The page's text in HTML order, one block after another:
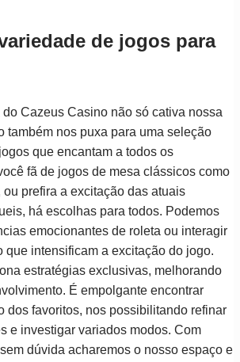
de jogos para
Cazeus Casino não só cativa nossa
também nos puxa para uma seleção
que encantam a todos os
fã de jogos de mesa clássicos como
prefira a excitação das atuais
há escolhas para todos. Podemos
emocionantes de roleta ou interagir
que intensificam a excitação do jogo.
estratégias exclusivas, melhorando
É empolgante encontrar
dos favoritos, nos possibilitando refinar
e investigar variados modos. Com
dúvida acharemos o nosso espaço e